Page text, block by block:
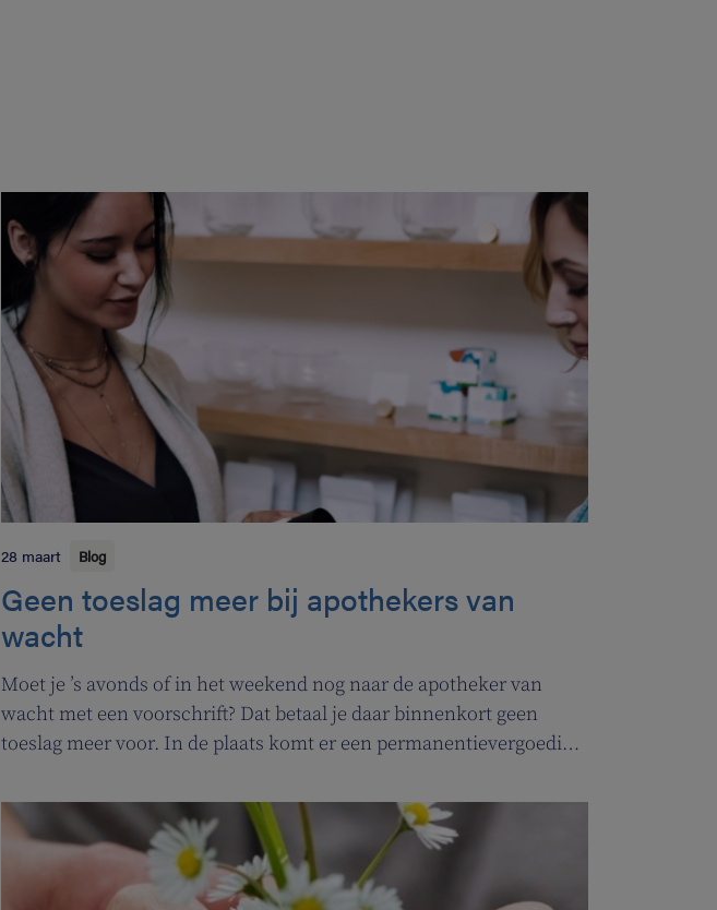
28 maart Blog
Geen toeslag meer bij apothekers van
wacht
Moet je ’s avonds of in het weekend nog naar de apotheker van
wacht met een voorschrift? Dat betaal je daar binnenkort geen
toeslag meer voor. In de plaats komt er een permanentievergoeding